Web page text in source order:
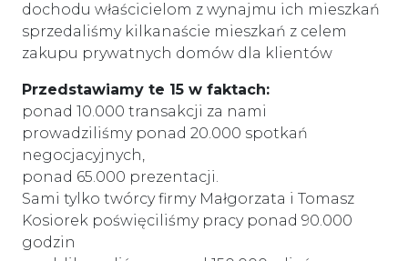
dochodu właścicielom z wynajmu ich mieszkań
sprzedaliśmy kilkanaście mieszkań z celem
zakupu prywatnych domów dla klientów
Przedstawiamy te 15 w faktach:
ponad 10.000 transakcji za nami
prowadziliśmy ponad 20.000 spotkań
negocjacyjnych,
ponad 65.000 prezentacji.
Sami tylko twórcy firmy Małgorzata i Tomasz
Kosiorek poświęciliśmy pracy ponad 90.000
godzin